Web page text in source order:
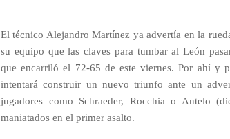
El técnico Alejandro Martínez ya advertía en la
su equipo que las claves para tumbar al León
que encarriló el 72-65 de este viernes. Por ahí y
intentará construir un nuevo triunfo ante un
jugadores como Schraeder, Rocchia o Antelo
maniatados en el primer asalto.